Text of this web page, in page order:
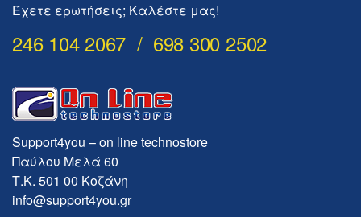
Έχετε ερωτήσεις; Καλέστε μας!
246 104 2067 / 698 300 2502
Support4you – on line technostore
Παύλου Μελά 60
Τ.Κ. 501 00 Κοζάνη
info@support4you.gr